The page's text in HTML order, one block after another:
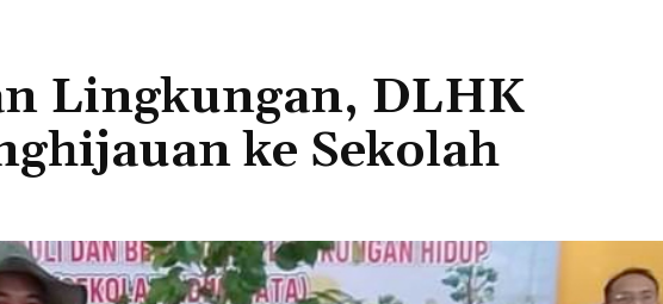
Lingkungan, DLHK
ke Sekolah